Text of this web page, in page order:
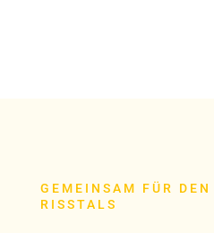
GEMEINSAM FÜR DEN
RISSTALS